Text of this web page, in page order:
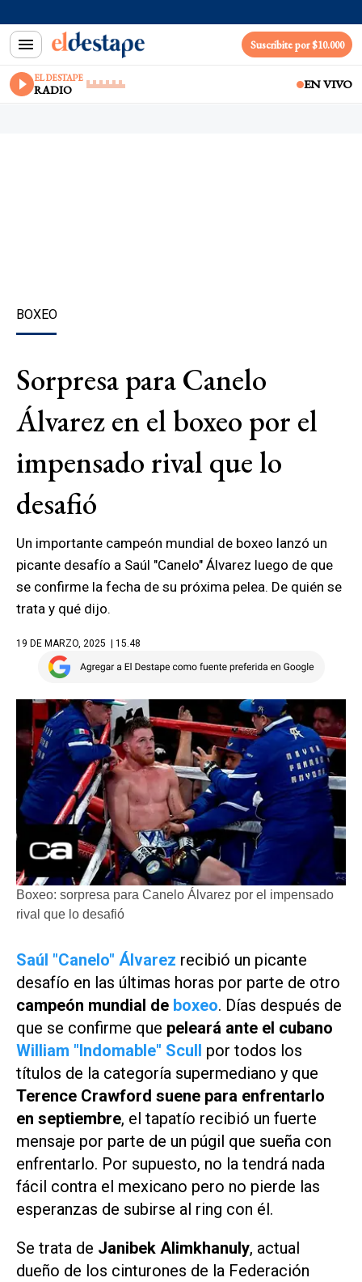
Suscribite por $10.000
EL DESTAPE
RADIO EN VIVO
BOXEO
Sorpresa para Canelo
Álvarez en el boxeo por el
impensado rival que lo
desafió
Un importante campeón mundial de boxeo lanzó un
picante desafío a Saúl "Canelo" Álvarez luego de que
se confirme la fecha de su próxima pelea. De quién se
trata y qué dijo.
19 DE MARZO, 2025 | 15.48
Boxeo: sorpresa para Canelo Álvarez por el impensado
rival que lo desafió
Saúl "Canelo" Álvarez recibió un picante
desafío en las últimas horas por parte de otro
campeón mundial de boxeo. Días después de
que se confirme que peleará ante el cubano
William "Indomable" Scull por todos los
títulos de la categoría supermediano y que
Terence Crawford suene para enfrentarlo
en septiembre, el tapatío recibió un fuerte
mensaje por parte de un púgil que sueña con
enfrentarlo. Por supuesto, no la tendrá nada
fácil contra el mexicano pero no pierde las
esperanzas de subirse al ring con él.
Se trata de Janibek Alimkhanuly, actual
dueño de los cinturones de la Federación